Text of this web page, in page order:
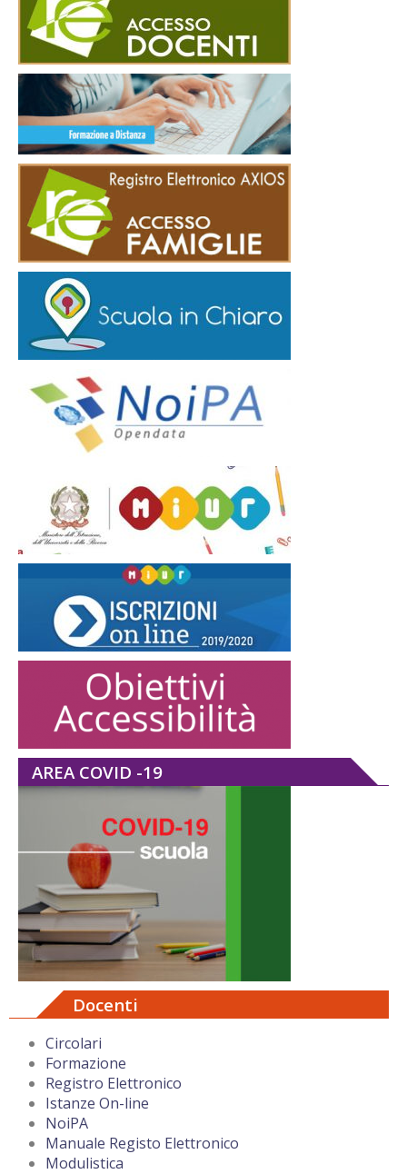
AREA COVID -19
Docenti
Circolari
Formazione
Registro Elettronico
Istanze On-line
NoiPA
Manuale Registo Elettronico
Modulistica